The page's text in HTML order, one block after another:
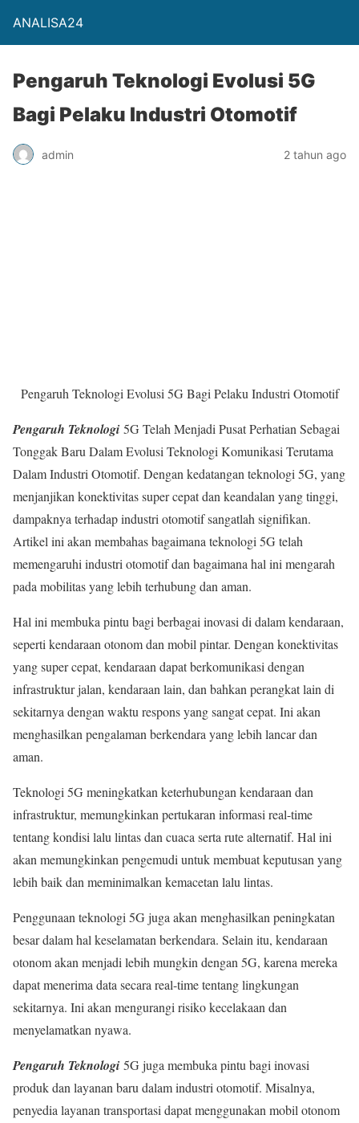
ANALISA24
Pengaruh Teknologi Evolusi 5G
Bagi Pelaku Industri Otomotif
admin 2 tahun ago
Pengaruh Teknologi Evolusi 5G Bagi Pelaku Industri Otomotif
Pengaruh Teknologi 5G Telah Menjadi Pusat Perhatian Sebagai
Tonggak Baru Dalam Evolusi Teknologi Komunikasi Terutama
Dalam Industri Otomotif. Dengan kedatangan teknologi 5G, yang
menjanjikan konektivitas super cepat dan keandalan yang tinggi,
dampaknya terhadap industri otomotif sangatlah signifikan.
Artikel ini akan membahas bagaimana teknologi 5G telah
memengaruhi industri otomotif dan bagaimana hal ini mengarah
pada mobilitas yang lebih terhubung dan aman.
Hal ini membuka pintu bagi berbagai inovasi di dalam kendaraan,
seperti kendaraan otonom dan mobil pintar. Dengan konektivitas
yang super cepat, kendaraan dapat berkomunikasi dengan
infrastruktur jalan, kendaraan lain, dan bahkan perangkat lain di
sekitarnya dengan waktu respons yang sangat cepat. Ini akan
menghasilkan pengalaman berkendara yang lebih lancar dan
aman.
Teknologi 5G meningkatkan keterhubungan kendaraan dan
infrastruktur, memungkinkan pertukaran informasi real-time
tentang kondisi lalu lintas dan cuaca serta rute alternatif. Hal ini
akan memungkinkan pengemudi untuk membuat keputusan yang
lebih baik dan meminimalkan kemacetan lalu lintas.
Penggunaan teknologi 5G juga akan menghasilkan peningkatan
besar dalam hal keselamatan berkendara. Selain itu, kendaraan
otonom akan menjadi lebih mungkin dengan 5G, karena mereka
dapat menerima data secara real-time tentang lingkungan
sekitarnya. Ini akan mengurangi risiko kecelakaan dan
menyelamatkan nyawa.
Pengaruh Teknologi 5G juga membuka pintu bagi inovasi
produk dan layanan baru dalam industri otomotif. Misalnya,
penyedia layanan transportasi dapat menggunakan mobil otonom